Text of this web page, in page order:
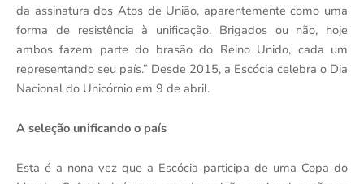
da assinatura dos Atos de União, aparentemente como uma
forma de resistência à unificação. Brigados ou não, hoje
ambos fazem parte do brasão do Reino Unido, cada um
representando seu país.” Desde 2015, a Escócia celebra o Dia
Nacional do Unicórnio em 9 de abril.
A seleção unificando o país
Esta é a nona vez que a Escócia participa de uma Copa do